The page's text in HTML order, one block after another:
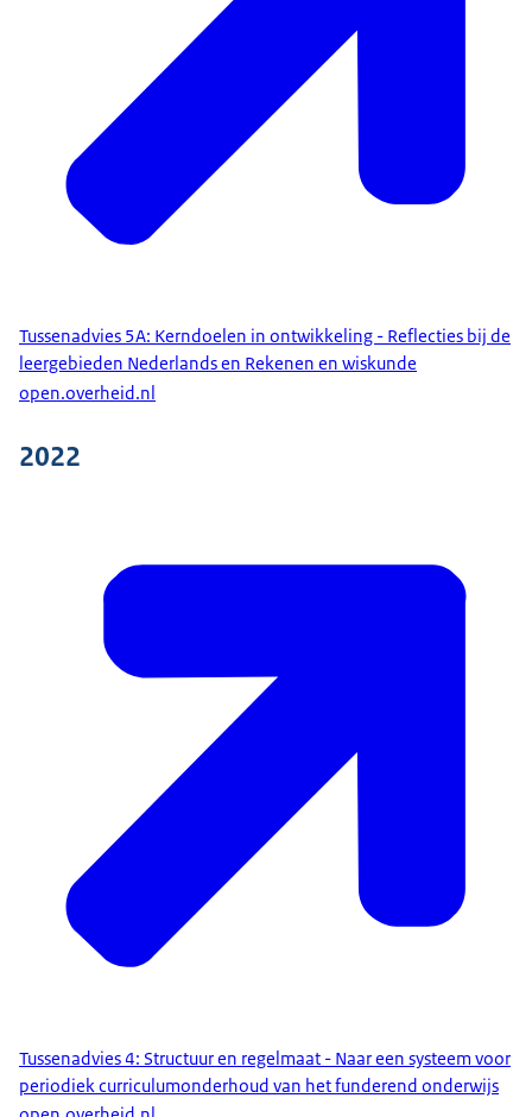
Tussenadvies 5A: Kerndoelen in ontwikkeling - Reflecties bij de
leergebieden Nederlands en Rekenen en wiskunde
open.overheid.nl
2022
Tussenadvies 4: Structuur en regelmaat - Naar een systeem voor
periodiek curriculumonderhoud van het funderend onderwijs